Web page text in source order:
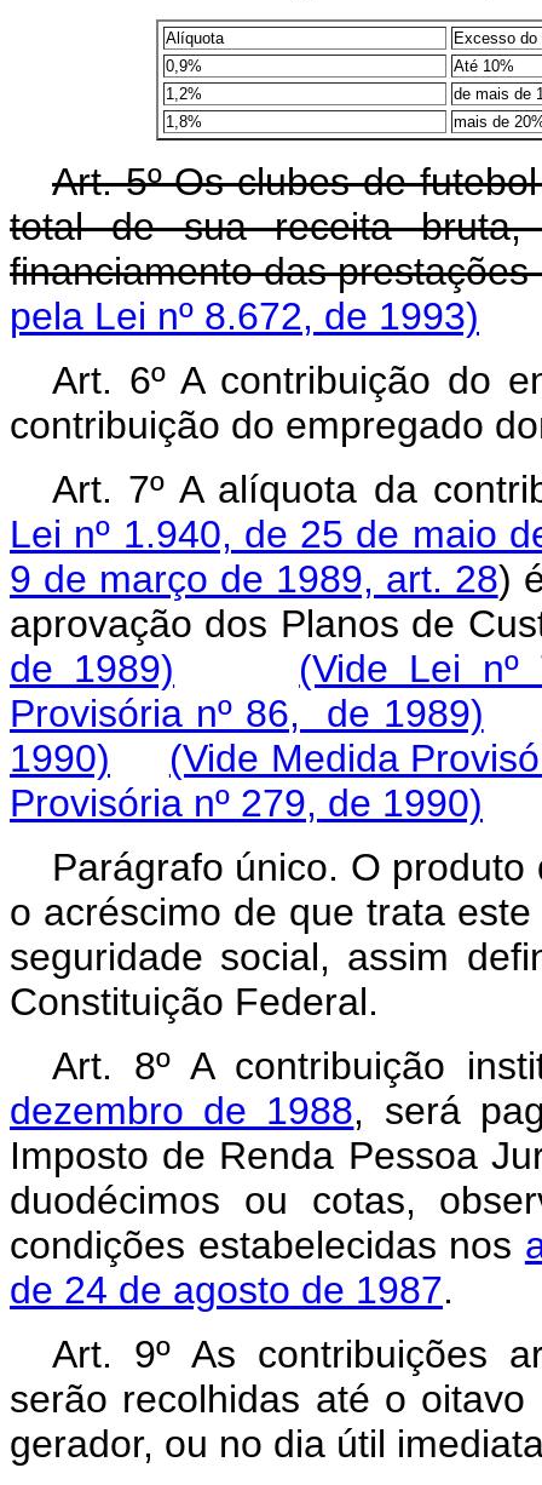
Alíquota
Excesso
0,9%
Até 10%
1,2%
de mais de
1,8%
mais de
Art. 5º Os clubes de
total de sua receita bruta,
financiamento das
pela Lei nº 8.672, de 1993)
Art. 6º A contribuição do
contribuição do empregado
Art. 7º A alíquota da
Lei nº 1.940, de 25 de maio
9 de março de 1989, art. 28)
aprovação dos Planos de
de 1989)
(Vide Lei nº
Provisória nº 86, de 1989)
1990)
(Vide Medida
Provisória nº 279, de 1990)
Parágrafo único. O
o acréscimo de que trata
seguridade social, assim
Constituição Federal.
Art. 8º A contribuição
dezembro de 1988, será
Imposto de Renda Pessoa
duodécimos ou cotas,
condições estabelecidas nos
de 24 de agosto de 1987.
Art. 9º As contribuições
serão recolhidas até o
gerador, ou no dia útil